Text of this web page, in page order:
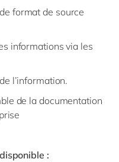
format de source
informations via les
l’information.
de la documentation
: